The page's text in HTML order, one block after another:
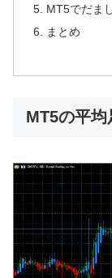
MT5でだま
まとめ
MT5の平均